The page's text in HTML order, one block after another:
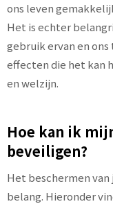
ons leven
Het is echter
gebruik ervan en
effecten die het kan
en welzijn.
Hoe kan ik
beveiligen?
Het beschermen van
belang. Hieronder